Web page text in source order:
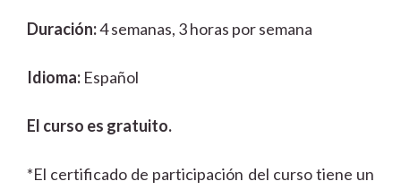
Duración:4 semanas, 3 horas por semana
Idioma: Español
El curso es gratuito.
*El certificado de participación del curso tiene un